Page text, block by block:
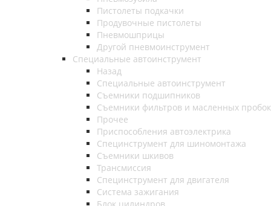
Пистолеты подкачки
Продувочные пистолеты
Пневмошприцы
Другой пневмоинструмент
Специальные автоинструмент
Назад
Специальные автоинструмент
Съемники подшипников
Съемники фильтров и масленных пробок
Прочее
Приспособления автоэлектрика
Специнструмент для шиномонтажа
Съемники шкивов
Трансмиссия
Специнструмент для двигателя
Система зажигания
Блок цилиндров